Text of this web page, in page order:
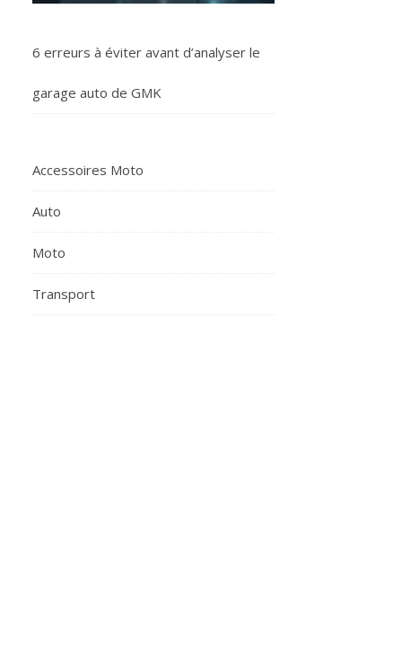
6 erreurs à éviter avant d’analyser le
garage auto de GMK
Accessoires Moto
Auto
Moto
Transport